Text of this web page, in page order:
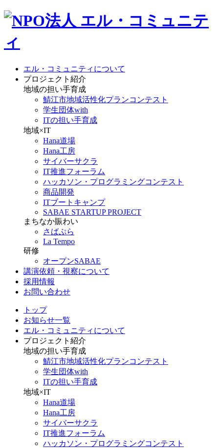
エル・コミュニティについて
プロジェクト紹介
地域の担い手育成
鯖江市地域活性化プランコンテスト
学生団体with
ITの担い手育成
地域×IT
Hana道場
Hana工房
サイバーサクラ
IT推進フォーラム
ハッカソン・プログラミングコンテスト
商品開発
ITブートキャンプ
SABAE STARTUP PROJECT
まちなか賑わい
さばぷら
La Tempo
研修
オープンSABAE
講演依頼・視察について
採用情報
お問い合わせ
トップ
お知らせ一覧
エル・コミュニティについて
プロジェクト紹介
地域の担い手育成
鯖江市地域活性化プランコンテスト
学生団体with
ITの担い手育成
地域×IT
Hana道場
Hana工房
サイバーサクラ
IT推進フォーラム
ハッカソン・プログラミングコンテスト